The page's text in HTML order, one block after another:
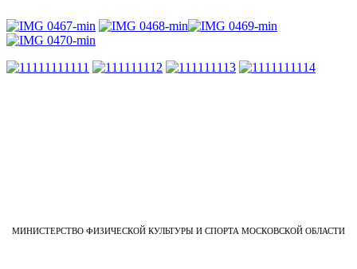
МИНИСТЕРСТВО ФИЗИЧЕСКОЙ КУЛЬТУРЫ И СПОРТА МОСКОВСКОЙ ОБЛАСТИ